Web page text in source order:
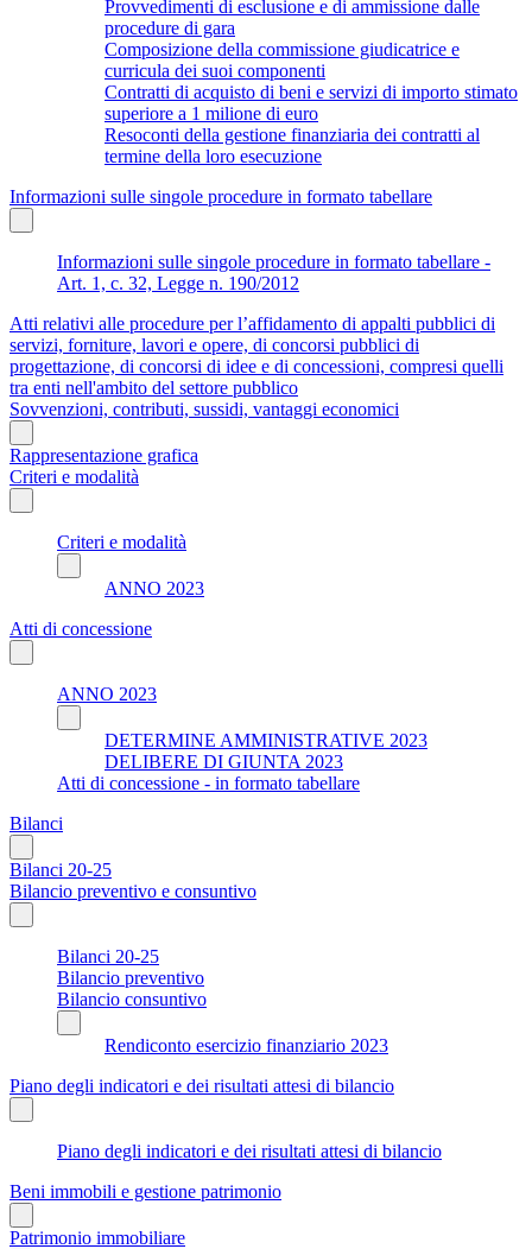
Provvedimenti di esclusione e di ammissione dalle
procedure di gara
Composizione della commissione giudicatrice e
curricula dei suoi componenti
Contratti di acquisto di beni e servizi di importo stimato
superiore a 1 milione di euro
Resoconti della gestione finanziaria dei contratti al
termine della loro esecuzione
Informazioni sulle singole procedure in formato tabellare
Informazioni sulle singole procedure in formato tabellare -
Art. 1, c. 32, Legge n. 190/2012
Atti relativi alle procedure per l’affidamento di appalti pubblici di
servizi, forniture, lavori e opere, di concorsi pubblici di
progettazione, di concorsi di idee e di concessioni, compresi quelli
tra enti nell'ambito del settore pubblico
Sovvenzioni, contributi, sussidi, vantaggi economici
Rappresentazione grafica
Criteri e modalità
Criteri e modalità
ANNO 2023
Atti di concessione
ANNO 2023
DETERMINE AMMINISTRATIVE 2023
DELIBERE DI GIUNTA 2023
Atti di concessione - in formato tabellare
Bilanci
Bilanci 20-25
Bilancio preventivo e consuntivo
Bilanci 20-25
Bilancio preventivo
Bilancio consuntivo
Rendiconto esercizio finanziario 2023
Piano degli indicatori e dei risultati attesi di bilancio
Piano degli indicatori e dei risultati attesi di bilancio
Beni immobili e gestione patrimonio
Patrimonio immobiliare